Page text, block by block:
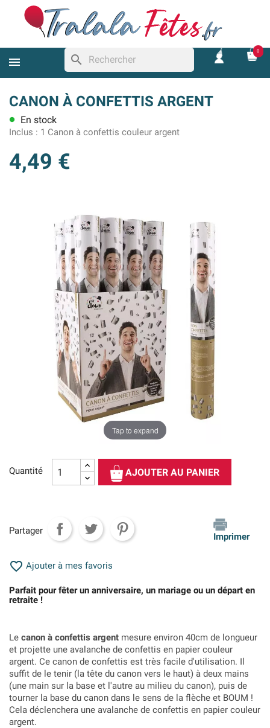
search
0
CANON À CONFETTIS ARGENT
lens En stock
Inclus : 1 Canon à confettis couleur argent
4,49 €
Tap to expand
Quantité AJOUTER AU PANIER
Partager
Imprimer
 Ajouter à mes favoris
Parfait pour fêter un anniversaire, un mariage ou un départ en
retraite !
Le canon à confettis argent mesure environ 40cm de longueur
et projette une avalanche de confettis en papier couleur
argent. Ce canon de confettis est très facile d'utilisation. Il
suffit de le tenir (la tête du canon vers le haut) à deux mains
(une main sur la base et l'autre au milieu du canon), puis de
tourner la base du canon dans le sens de la flèche et BOUM !
Cela déclenchera une avalanche de confettis en papier couleur
argent.